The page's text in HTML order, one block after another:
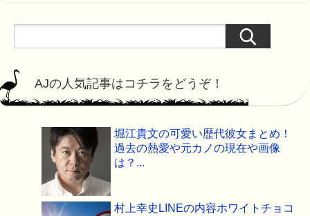
AJの人気記事はコチラをどうぞ！
堀江貴文の可愛い歴代彼女まとめ！
過去の熱愛や元カノの現在や画像
は？...
村上幸史LINEの内容ホワイトチョコ